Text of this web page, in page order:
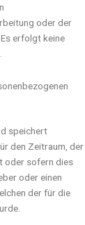
oder der
erfolgt keine
speichert
den Zeitraum, der
oder sofern dies
oder einen
der für die